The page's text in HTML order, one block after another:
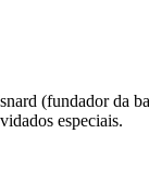
(fundador da
especiais.